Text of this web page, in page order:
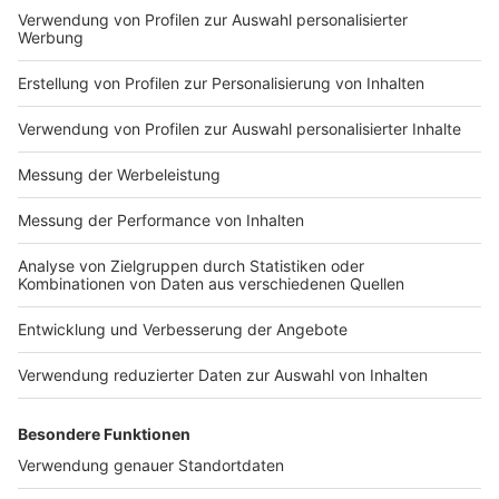
Nutzungsbedingungen
Impressum
Das Band-ABC
Jobs
Archiv
Kontakt
Studio-Hotline
ROCK ANTENNE
Region wechseln